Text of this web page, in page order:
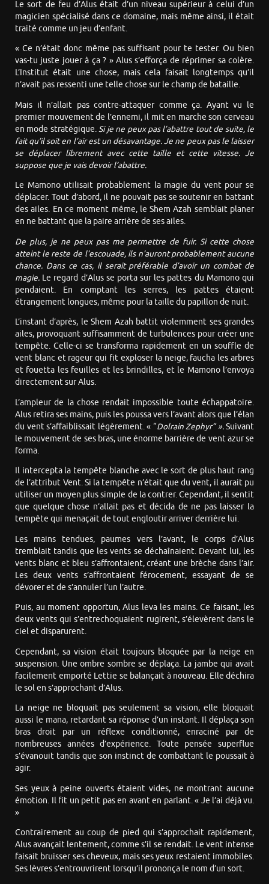
Le sort de feu d’Alus était d’un niveau supérieur à celui d’un
magicien spécialisé dans ce domaine, mais même ainsi, il était
traité comme un jeu d’enfant.
« Ce n’était donc même pas suffisant pour te tester. Ou bien
vas-tu juste jouer à ça ? » Alus s’efforça de réprimer sa colère.
L’Institut était une chose, mais cela faisait longtemps qu’il
n’avait pas ressenti une telle chose sur le champ de bataille.
Mais il n’allait pas contre-attaquer comme ça. Ayant vu le
premier mouvement de l’ennemi, il mit en marche son cerveau
en mode stratégique.Si je ne peux pas l’abattre tout de suite, le
fait qu’il soit en l’air est un désavantage. Je ne peux pas le laisser
se déplacer librement avec cette taille et cette vitesse. Je
suppose que je vais devoir l’abattre.
Le Mamono utilisait probablement la magie du vent pour se
déplacer. Tout d’abord, il ne pouvait pas se soutenir en battant
des ailes. En ce moment même, le Shem Azah semblait planer
en ne battant que la paire arrière de ses ailes.
De plus, je ne peux pas me permettre de fuir. Si cette chose
atteint le reste de l’escouade, ils n’auront probablement aucune
chance. Dans ce cas, il serait préférable d’avoir un combat de
magie. Le regard d’Alus se porta sur les pattes du Mamono qui
pendaient. En comptant les serres, les pattes étaient
étrangement longues, même pour la taille du papillon de nuit.
L’instant d’après, le Shem Azah battit violemment ses grandes
ailes, provoquant suffisamment de turbulences pour créer une
tempête. Celle-ci se transforma rapidement en un souffle de
vent blanc et rageur qui fit exploser la neige, faucha les arbres
et fouetta les feuilles et les brindilles, et le Mamono l’envoya
directement sur Alus.
L’ampleur de la chose rendait impossible toute échappatoire.
Alus retira ses mains, puis les poussa vers l’avant alors que l’élan
du vent s’affaiblissait légèrement. « “DolrainZephyr”».Suivant
le mouvement de ses bras, une énorme barrière de vent azur se
forma.
Il intercepta la tempête blanche avec le sort de plus haut rang
de l’attribut Vent. Si la tempête n’était que du vent, il aurait pu
utiliser un moyen plus simple de la contrer. Cependant, il sentit
que quelque chose n’allait pas et décida de ne pas laisser la
tempête qui menaçait de tout engloutir arriver derrière lui.
Les mains tendues, paumes vers l’avant, le corps d’Alus
tremblait tandis que les vents se déchaînaient. Devant lui, les
vents blanc et bleu s’affrontaient, créant une brèche dans l’air.
Les deux vents s’affrontaient férocement, essayant de se
dévorer et de s’annuler l’un l’autre.
Puis, au moment opportun, Alus leva les mains. Ce faisant, les
deux vents qui s’entrechoquaient rugirent, s’élevèrent dans le
ciel et disparurent.
Cependant, sa vision était toujours bloquée par la neige en
suspension. Une ombre sombre se déplaça. La jambe qui avait
facilement emporté Lettie se balançait à nouveau. Elle déchira
le sol en s’approchant d’Alus.
La neige ne bloquait pas seulement sa vision, elle bloquait
aussi le mana, retardant sa réponse d’un instant. Il déplaça son
bras droit par un réflexe conditionné, enraciné par de
nombreuses années d’expérience. Toute pensée superflue
s’évanouit tandis que son instinct de combattant le poussait à
agir.
Ses yeux à peine ouverts étaient vides, ne montrant aucune
émotion. Il fit un petit pas en avant en parlant. « Je l’ai déjà vu.
»
Contrairement au coup de pied qui s’approchait rapidement,
Alus avançait lentement, comme s’il se rendait. Le vent intense
faisait bruisser ses cheveux, mais ses yeux restaient immobiles.
Ses lèvres s’entrouvrirent lorsqu’il prononça le nom d’un sort.